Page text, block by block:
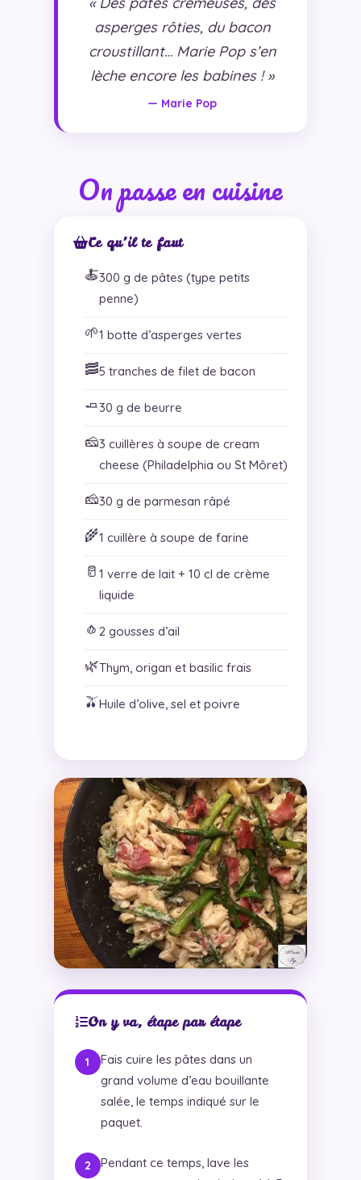
asperges rôties, du bacon
croustillant… Marie Pop s’en
lèche encore les babines ! »
— Marie Pop
On passe en cuisine
Ce qu’il te faut
🍝300 g de pâtes (type petits
penne)
🌱1 botte d’asperges vertes
🥓5 tranches de filet de bacon
🧈30 g de beurre
🧀3 cuillères à soupe de cream
cheese (Philadelphia ou St Môret)
🧀30 g de parmesan râpé
🌾1 cuillère à soupe de farine
🥛 1 verre de lait + 10 cl de crème
liquide
🧄 2 gousses d’ail
🌿Thym, origan et basilic frais
🫒Huile d’olive, sel et poivre
On y va, étape par étape
Fais cuire les pâtes dans un
grand volume d’eau bouillante
salée, le temps indiqué sur le
paquet.
Pendant ce temps, lave les